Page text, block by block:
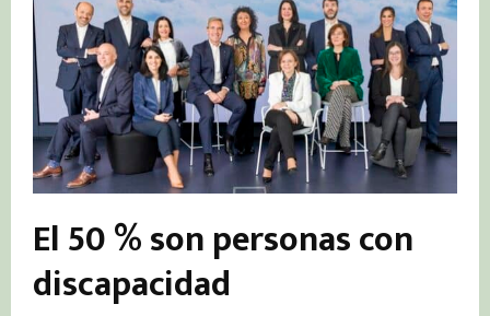
El 50 % son personas con
discapacidad